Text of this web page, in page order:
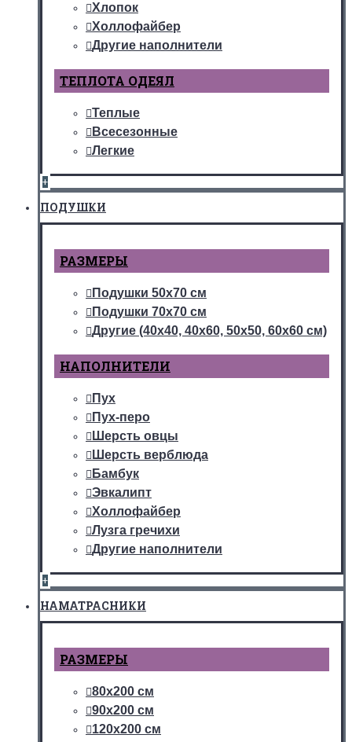
Хлопок
Холлофайбер
Другие наполнители
ТЕПЛОТА ОДЕЯЛ
Теплые
Всесезонные
Легкие
+
ПОДУШКИ
РАЗМЕРЫ
Подушки 50х70 см
Подушки 70х70 см
Другие (40х40, 40х60, 50х50, 60х60 см)
НАПОЛНИТЕЛИ
Пух
Пух-перо
Шерсть овцы
Шерсть верблюда
Бамбук
Эвкалипт
Холлофайбер
Лузга гречихи
Другие наполнители
+
НАМАТРАСНИКИ
РАЗМЕРЫ
80х200 см
90х200 см
120х200 см